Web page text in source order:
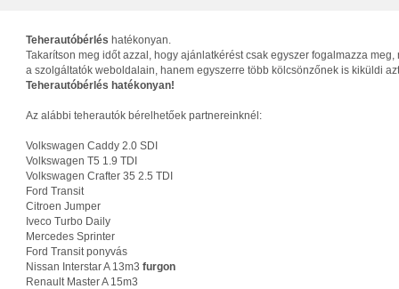
Teherautóbérlés hatékonyan.
Takarítson meg időt azzal, hogy ajánlatkérést csak egyszer fogalmazza
a szolgáltatók weboldalain, hanem egyszerre több kölcsönzőnek is kiküldi
Teherautóbérlés hatékonyan!
Az alábbi teherautók bérelhetőek partnereinknél:
Volkswagen Caddy 2.0 SDI
Volkswagen T5 1.9 TDI
Volkswagen Crafter 35 2.5 TDI
Ford Transit
Citroen Jumper
Iveco Turbo Daily
Mercedes Sprinter
Ford Transit ponyvás
Nissan Interstar A 13m3 furgon
Renault Master A 15m3